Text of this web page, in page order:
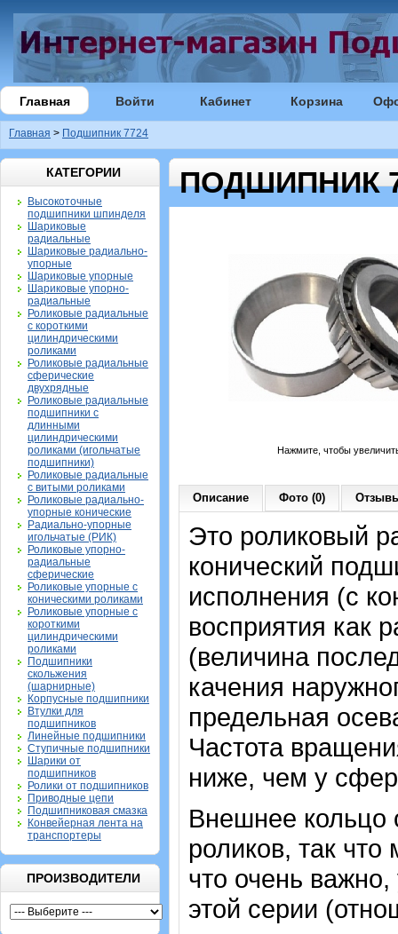
Главная Войти Кабинет Корзина
Главная > Подшипник 7724
КАТЕГОРИИ
Высокоточные
подшипники шпинделя
Шариковые
радиальные
Шариковые радиально-
упорные
Шариковые упорные
Шариковые упорно-
радиальные
Роликовые радиальные
с короткими
цилиндрическими
роликами
Роликовые радиальные
сферические
двухрядные
Роликовые радиальные
подшипники с
длинными
цилиндрическими
роликами (игольчатые
подшипники)
Роликовые радиальные
с витыми роликами
Роликовые радиально-
упорные конические
Радиально-упорные
игольчатые (РИК)
Роликовые упорно-
радиальные
сферические
Роликовые упорные с
коническими роликами
Роликовые упорные с
короткими
цилиндрическими
роликами
Подшипники
скольжения
(шарнирные)
Корпусные подшипники
Втулки для
подшипников
Линейные подшипники
Ступичные подшипники
Шарики от
подшипников
Ролики от подшипников
Приводные цепи
Подшипниковая смазка
Конвейерная лента на
транспортеры
ПРОИЗВОДИТЕЛИ
ПОДШИПНИК
Нажмите, чтобы
Описание Фото (0)
Это роликовый
конический
исполнения (с
восприятия как
(величина
качения
предельная
Частота
ниже, чем у
Внешнее кольцо
роликов, так
что очень
этой серии